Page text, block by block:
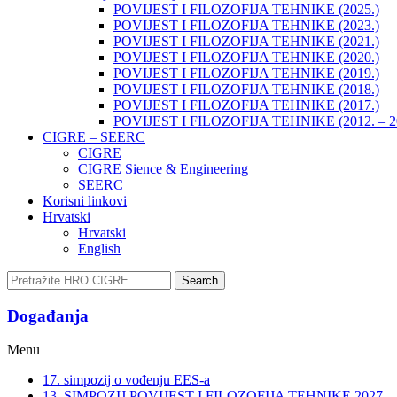
POVIJEST I FILOZOFIJA TEHNIKE (2025.)
POVIJEST I FILOZOFIJA TEHNIKE (2023.)
POVIJEST I FILOZOFIJA TEHNIKE (2021.)
POVIJEST I FILOZOFIJA TEHNIKE (2020.)
POVIJEST I FILOZOFIJA TEHNIKE (2019.)
POVIJEST I FILOZOFIJA TEHNIKE (2018.)
POVIJEST I FILOZOFIJA TEHNIKE (2017.)
POVIJEST I FILOZOFIJA TEHNIKE (2012. –
CIGRE – SEERC
CIGRE
CIGRE Sience & Engineering
SEERC
Korisni linkovi
Hrvatski
Hrvatski
English
Search
Događanja​
Menu
17. simpozij o vođenju EES-a